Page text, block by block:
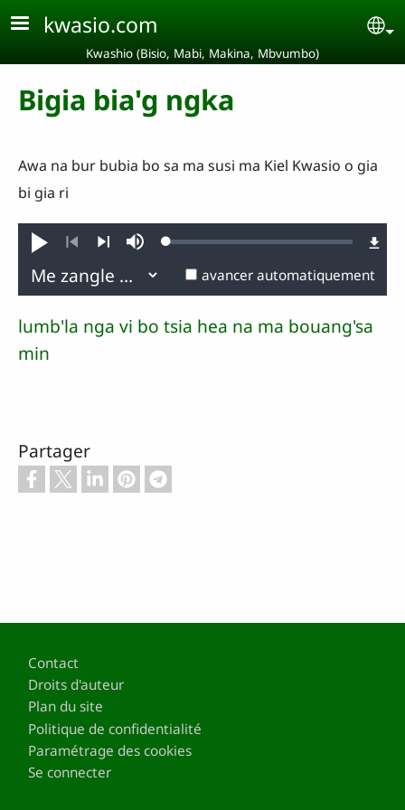
Aller au contenu principal
kwasio.com
Kwashio (Bisio, Mabi, Makina, Mbvumbo)
Bigia bia'g ngka
Awa na bur bubia bo sa ma susi ma Kiel Kwasio o gia
bi gia ri
Jouer
PrécédentSuivant
SourdineLoaded:
avancer automatiquement
lumb'la nga vi bo tsia hea na ma bouang'sa
min
Partager
Pied de page
Contact
Droits d'auteur
Plan du site
Politique de confidentialité
Paramétrage des cookies
Se connecter